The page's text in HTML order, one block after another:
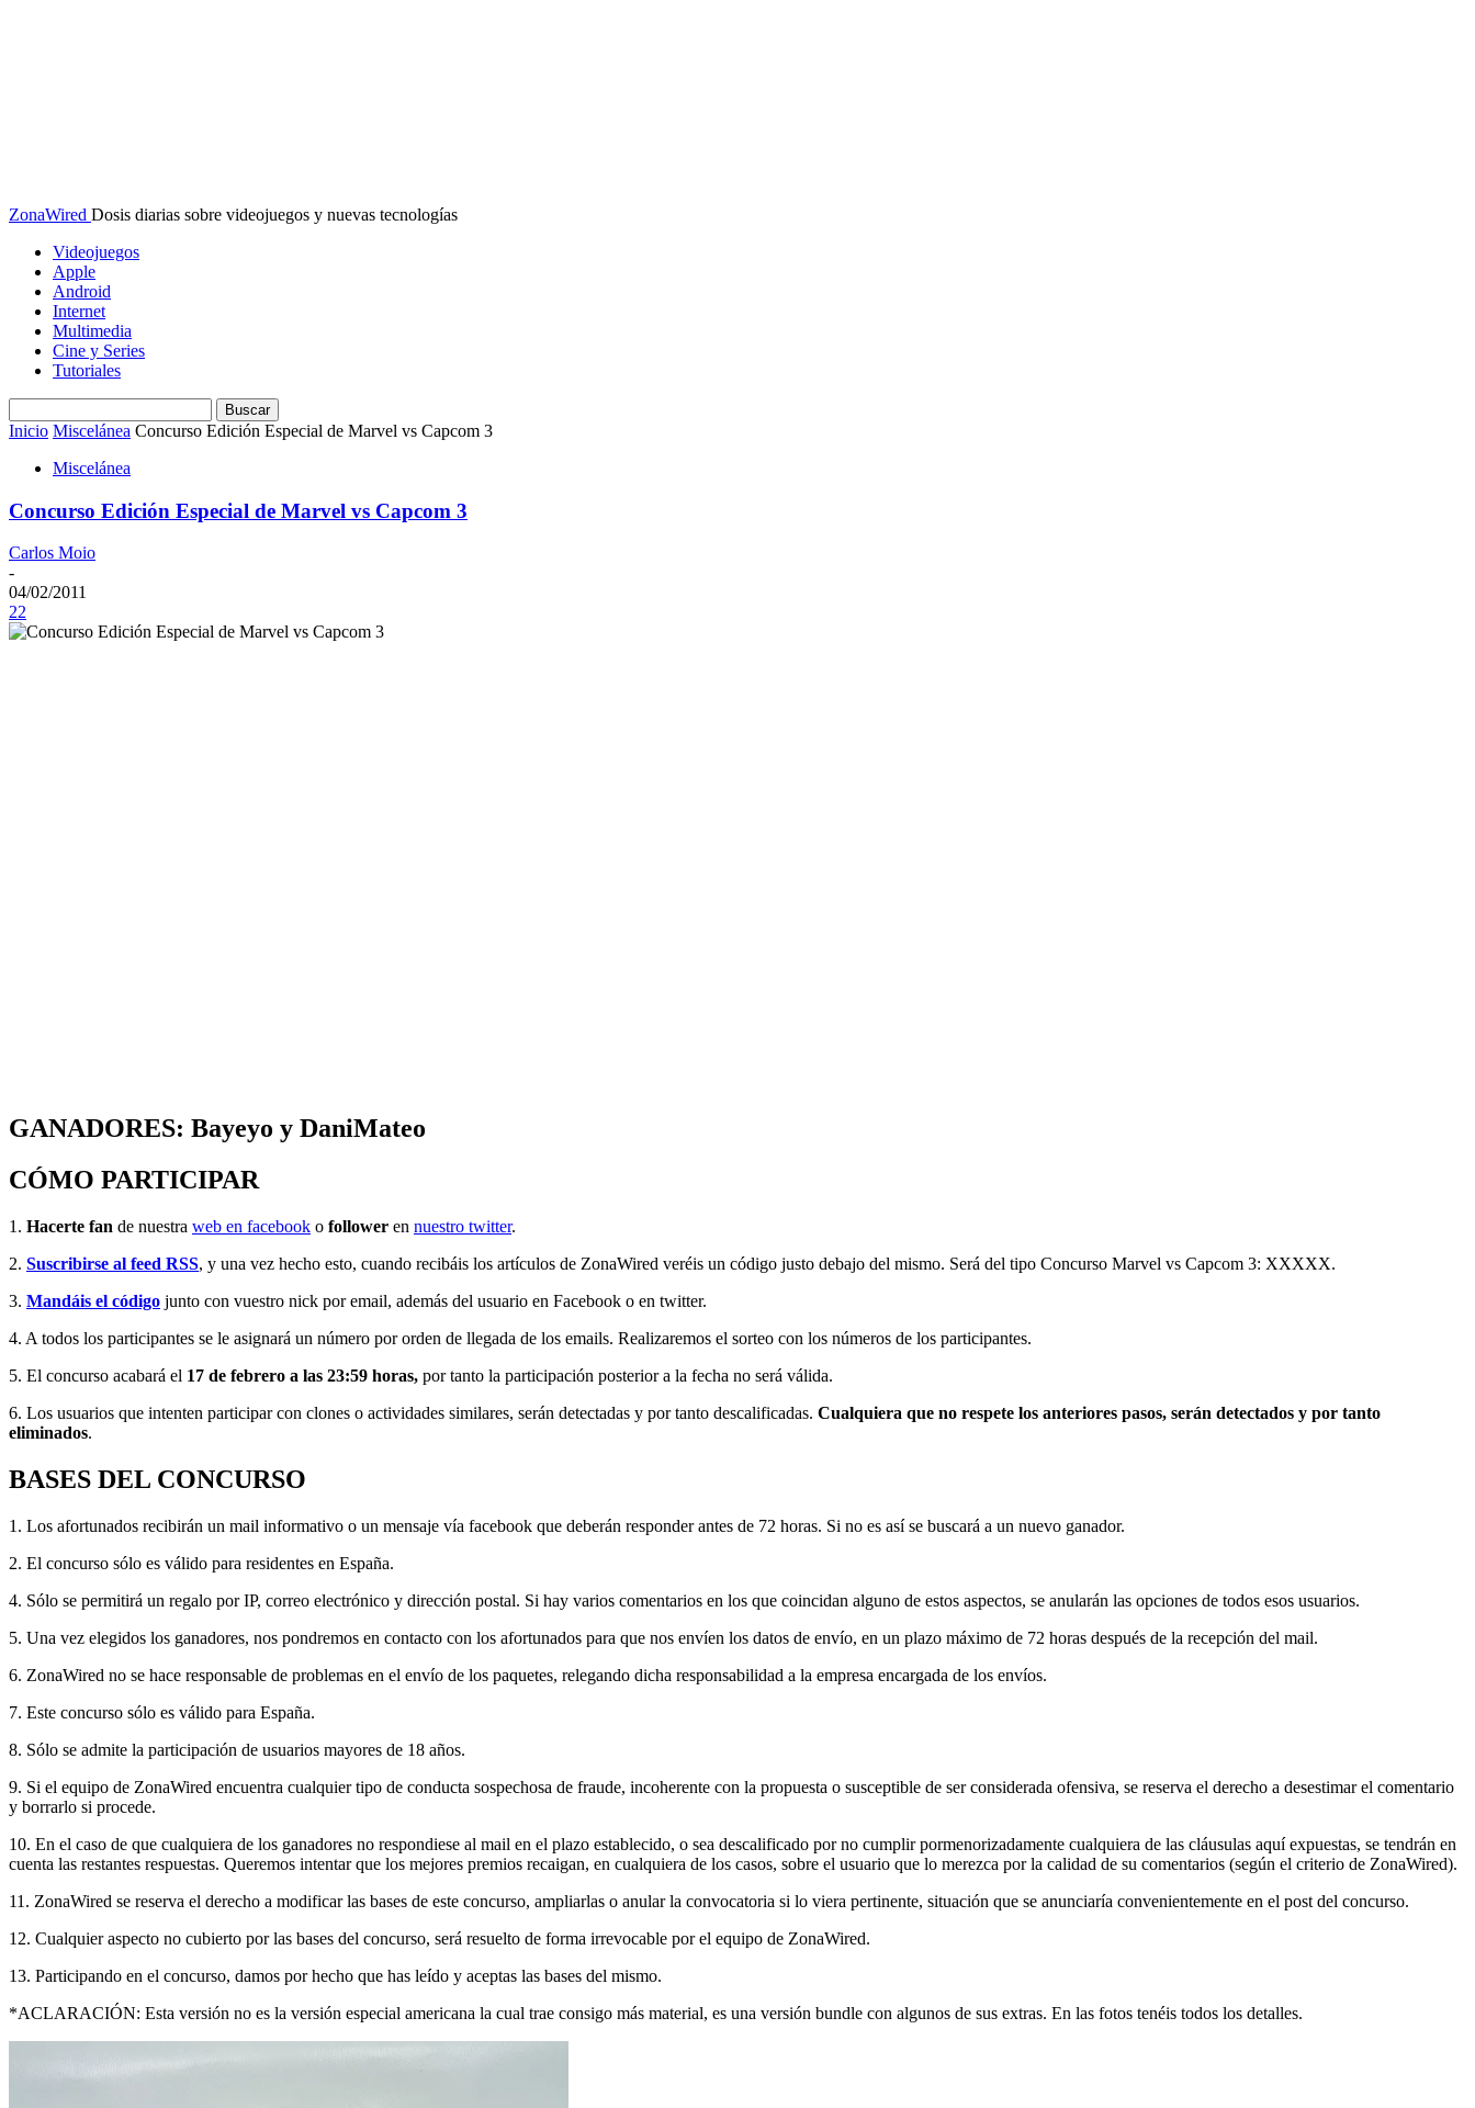
ZonaWired Dosis diarias sobre videojuegos y nuevas tecnologías
Videojuegos
Apple
Android
Internet
Multimedia
Cine y Series
Tutoriales
Inicio Miscelánea Concurso Edición Especial de Marvel vs Capcom 3
Miscelánea
Concurso Edición Especial de Marvel vs Capcom 3
Carlos Moio
-
04/02/2011
22
GANADORES: Bayeyo y DaniMateo
CÓMO PARTICIPAR
1. Hacerte fan de nuestra web en facebook o follower en nuestro twitter.
2. Suscribirse al feed RSS, y una vez hecho esto, cuando recibáis los artículos de ZonaWired veréis un código justo debajo del mismo. Será del tipo Concurso Marvel vs Capcom 3: XXXXX.
3. Mandáis el código junto con vuestro nick por email, además del usuario en Facebook o en twitter.
4. A todos los participantes se le asignará un número por orden de llegada de los emails. Realizaremos el sorteo con los números de los participantes.
5. El concurso acabará el 17 de febrero a las 23:59 horas, por tanto la participación posterior a la fecha no será válida.
6. Los usuarios que intenten participar con clones o actividades similares, serán detectadas y por tanto descalificadas. Cualquiera que no respete los anteriores pasos, serán detectados y por tanto
eliminados.
BASES DEL CONCURSO
1. Los afortunados recibirán un mail informativo o un mensaje vía facebook que deberán responder antes de 72 horas. Si no es así se buscará a un nuevo ganador.
2. El concurso sólo es válido para residentes en España.
4. Sólo se permitirá un regalo por IP, correo electrónico y dirección postal. Si hay varios comentarios en los que coincidan alguno de estos aspectos, se anularán las opciones de todos esos usuarios.
5. Una vez elegidos los ganadores, nos pondremos en contacto con los afortunados para que nos envíen los datos de envío, en un plazo máximo de 72 horas después de la recepción del mail.
6. ZonaWired no se hace responsable de problemas en el envío de los paquetes, relegando dicha responsabilidad a la empresa encargada de los envíos.
7. Este concurso sólo es válido para España.
8. Sólo se admite la participación de usuarios mayores de 18 años.
9. Si el equipo de ZonaWired encuentra cualquier tipo de conducta sospechosa de fraude, incoherente con la propuesta o susceptible de ser considerada ofensiva, se reserva el derecho a desestimar el comentario
y borrarlo si procede.
10. En el caso de que cualquiera de los ganadores no respondiese al mail en el plazo establecido, o sea descalificado por no cumplir pormenorizadamente cualquiera de las cláusulas aquí expuestas, se tendrán en
cuenta las restantes respuestas. Queremos intentar que los mejores premios recaigan, en cualquiera de los casos, sobre el usuario que lo merezca por la calidad de su comentarios (según el criterio de ZonaWired).
11. ZonaWired se reserva el derecho a modificar las bases de este concurso, ampliarlas o anular la convocatoria si lo viera pertinente, situación que se anunciaría convenientemente en el post del concurso.
12. Cualquier aspecto no cubierto por las bases del concurso, será resuelto de forma irrevocable por el equipo de ZonaWired.
13. Participando en el concurso, damos por hecho que has leído y aceptas las bases del mismo.
*ACLARACIÓN: Esta versión no es la versión especial americana la cual trae consigo más material, es una versión bundle con algunos de sus extras. En las fotos tenéis todos los detalles.